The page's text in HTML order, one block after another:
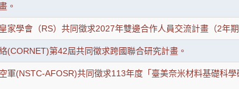
。
家學會（RS）共同徵求2027年雙邊合作人員交流計畫（2年期
(CORNET)第42屆共同徵求跨國聯合研究計畫。
軍(NSTC-AFOSR)共同徵求113年度「臺美奈米材料基礎科